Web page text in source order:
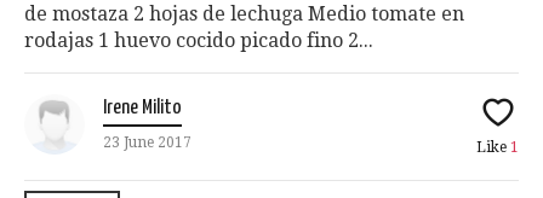
de mostaza 2 hojas de lechuga Medio tomate en
rodajas 1 huevo cocido picado fino 2...
Irene Milito
23 June 2017 Like 1